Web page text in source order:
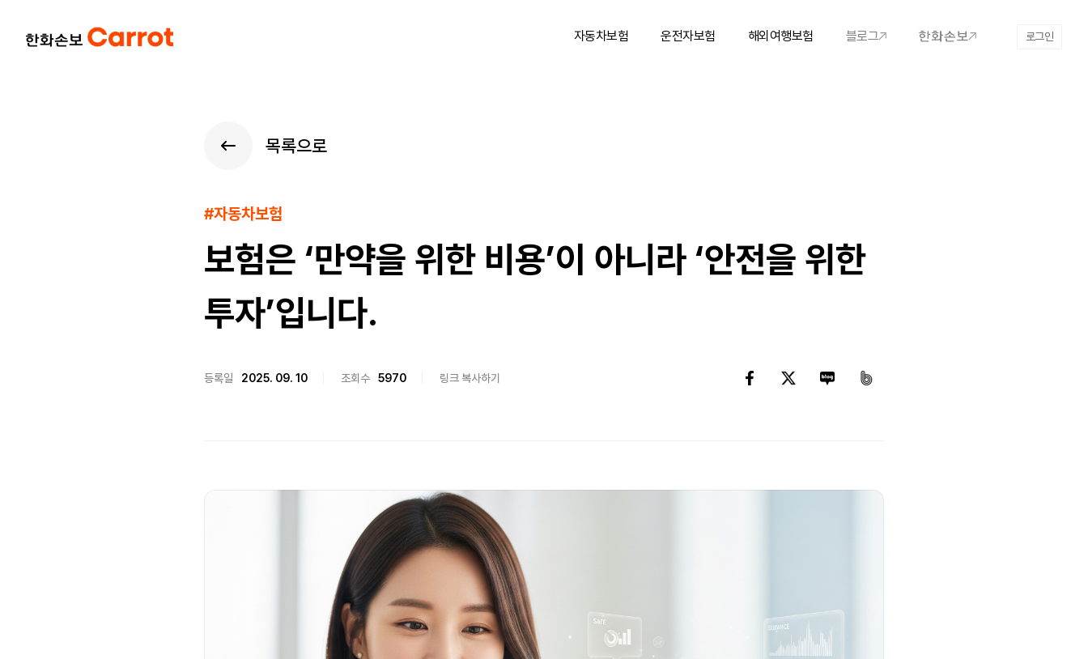
자동차보험 운전자보험 해외여행보험 블로그 로그인
목록으로
#자동차보험
보험은 ‘만약을 위한 비용’이 아니라 ‘안전을 위한
투자’입니다.
등록일 2025. 09. 10 조회수 5970 링크 복사하기